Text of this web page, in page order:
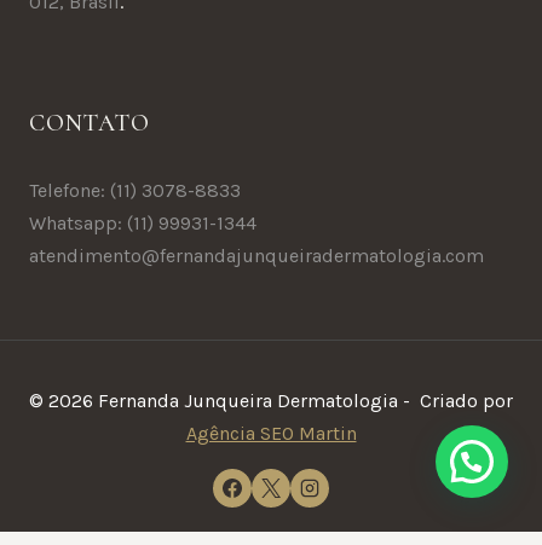
CONTATO
Telefone: (11) 3078-8833
Whatsapp: (11) 99931-1344
atendimento@fernandajunqueiradermatologia.com
© 2026 Fernanda Junqueira Dermatologia - Criado por
Agência SEO Martin